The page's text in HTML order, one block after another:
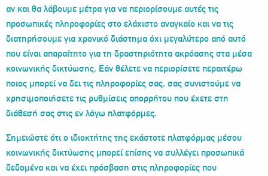
αν και θα λάβουμε μέτρα για να περιορίσουμε αυτές τις
προσωπικές πληροφορίες στο ελάχιστο αναγκαίο και να τις
διατηρήσουμε για χρονικό διάστημα όχι μεγαλύτερο από αυτό
που είναι απαραίτητο για τη δραστηριότητα ακρόασης στα μέσα
κοινωνικής δικτύωσης. Εάν θέλετε να περιορίσετε περαιτέρω
ποιος μπορεί να δει τις πληροφορίες σας, σας συνιστούμε να
χρησιμοποιήσετε τις ρυθμίσεις απορρήτου που έχετε στη
διάθεσή σας στις εν λόγω πλατφόρμες.
Σημειώστε ότι ο ιδιοκτήτης της εκάστοτε πλατφόρμας μέσου
κοινωνικής δικτύωσης μπορεί επίσης να συλλέγει προσωπικά
δεδομένα και να έχει πρόσβαση στις πληροφορίες που